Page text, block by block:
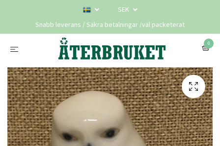
SEK
Snabb leverans / Säkra betalningar /väl packeterat
0